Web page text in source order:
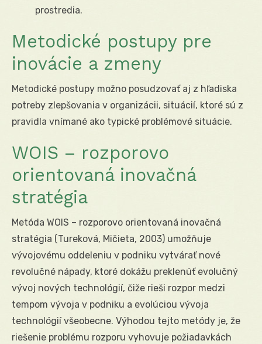
prostredia.
Metodické postupy pre
inovácie a zmeny
Metodické postupy možno posudzovať aj z hľadiska
potreby zlepšovania v organizácii, situácií, ktoré sú z
pravidla vnímané ako typické problémové situácie.
WOIS – rozporovo
orientovaná inovačná
stratégia
Metóda WOIS – rozporovo orientovaná inovačná
stratégia (Tureková, Mičieta, 2003) umožňuje
vývojovému oddeleniu v podniku vytvárať nové
revolučné nápady, ktoré dokážu preklenúť evolučný
vývoj nových technológií, čiže rieši rozpor medzi
tempom vývoja v podniku a evolúciou vývoja
technológií všeobecne. Výhodou tejto metódy je, že
riešenie problému rozporu vyhovuje požiadavkách